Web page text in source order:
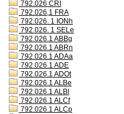
792.026 CRI
792.026,1 FRA
792.026. 1 IONh
792.026. 1 SELe
792.026.1 ABBg
792.026.1 ABRn
792.026.1 ADAa
792.026.1 ADE
792.026.1 ADOt
792.026.1 ALBe
792.026.1 ALBl
792.026.1 ALCf
792.026.1 ALCp